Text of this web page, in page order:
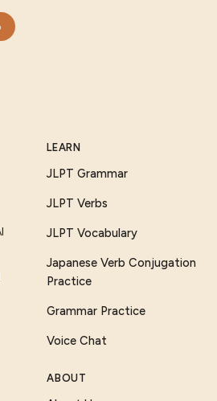
LEARN
JLPT Grammar
JLPT Verbs
JLPT Vocabulary
Japanese Verb Conjugation
Practice
Grammar Practice
Voice Chat
ABOUT